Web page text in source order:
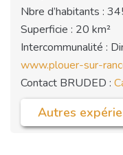
Nbre d’habitants :
Superficie : 20 km²
Intercommunalité :
www.plouer-sur-
Contact BRUDED :
Autres